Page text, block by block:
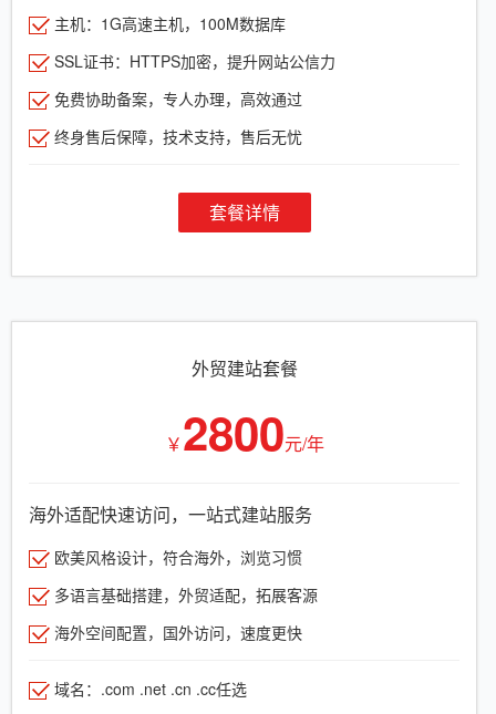
主机：1G高速主机，100M数据库
SSL证书：HTTPS加密，提升网站公信力
免费协助备案，专人办理，高效通过
终身售后保障，技术支持，售后无忧
套餐详情
外贸建站套餐
￥2800元/年
海外适配快速访问，一站式建站服务
欧美风格设计，符合海外，浏览习惯
多语言基础搭建，外贸适配，拓展客源
海外空间配置，国外访问，速度更快
域名：.com .net .cn .cc任选